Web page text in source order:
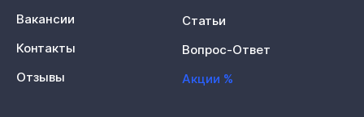
Вакансии
Контакты
Отзывы
Статьи
Вопрос-Ответ
Акции %